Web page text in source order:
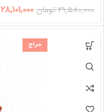
29,580,000تومان 28,101,000
حراج